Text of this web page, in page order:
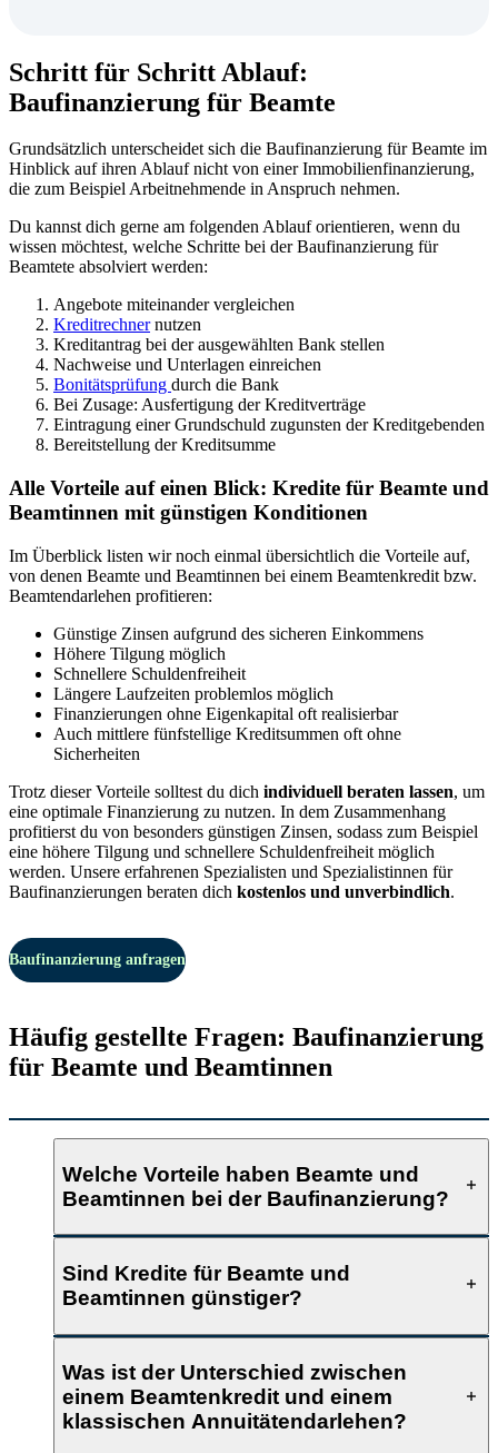
Schritt für Schritt Ablauf:
Baufinanzierung für Beamte
Grundsätzlich unterscheidet sich die Baufinanzierung für Beamte im
Hinblick auf ihren Ablauf nicht von einer Immobilienfinanzierung,
die zum Beispiel Arbeitnehmende in Anspruch nehmen.
Du kannst dich gerne am folgenden Ablauf orientieren, wenn du
wissen möchtest, welche Schritte bei der Baufinanzierung für
Beamtete absolviert werden:
Angebote miteinander vergleichen
Kreditrechnernutzen
Kreditantrag bei der ausgewählten Bank stellen
Nachweise und Unterlagen einreichen
Bonitätsprüfung durch die Bank
Bei Zusage: Ausfertigung der Kreditverträge
Eintragung einer Grundschuld zugunsten der Kreditgebenden
Bereitstellung der Kreditsumme
Alle Vorteile auf einen Blick: Kredite für Beamte und
Beamtinnen mit günstigen Konditionen
Im Überblick listen wir noch einmal übersichtlich die Vorteile auf,
von denen Beamte und Beamtinnen bei einem Beamtenkredit bzw.
Beamtendarlehen profitieren:
Günstige Zinsen aufgrund des sicheren Einkommens
Höhere Tilgung möglich
Schnellere Schuldenfreiheit
Längere Laufzeiten problemlos möglich
Finanzierungen ohne Eigenkapital oft realisierbar
Auch mittlere fünfstellige Kreditsummen oft ohne
Sicherheiten
Trotz dieser Vorteile solltest du dich individuell beraten lassen, um
eine optimale Finanzierung zu nutzen. In dem Zusammenhang
profitierst du von besonders günstigen Zinsen, sodass zum Beispiel
eine höhere Tilgung und schnellere Schuldenfreiheit möglich
werden. Unsere erfahrenen Spezialisten und Spezialistinnen für
Baufinanzierungen beraten dich kostenlos und unverbindlich.
Baufinanzierung anfragen
Häufig gestellte Fragen: Baufinanzierung
für Beamte und Beamtinnen
Welche Vorteile haben Beamte und
Beamtinnen bei der Baufinanzierung?
Sind Kredite für Beamte und
Beamtinnen günstiger?
Was ist der Unterschied zwischen
einem Beamtenkredit und einem
klassischen Annuitätendarlehen?